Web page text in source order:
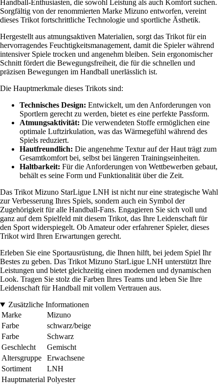
Handball-Enthusiasten, die sowohl Leistung als auch Komfort suchen.
Sorgfältig von der renommierten Marke Mizuno entworfen, vereint
dieses Trikot fortschrittliche Technologie und sportliche Ästhetik.
Hergestellt aus atmungsaktiven Materialien, sorgt das Trikot für ein
hervorragendes Feuchtigkeitsmanagement, damit die Spieler während
intensiver Spiele trocken und angenehm bleiben. Sein ergonomischer
Schnitt fördert die Bewegungsfreiheit, die für die schnellen und
präzisen Bewegungen im Handball unerlässlich ist.
Die Hauptmerkmale dieses Trikots sind:
Technisches Design: Entwickelt, um den Anforderungen von
Sportlern gerecht zu werden, bietet es eine perfekte Passform.
Atmungsaktivität: Die verwendeten Stoffe ermöglichen eine
optimale Luftzirkulation, was das Wärmegefühl während des
Spiels reduziert.
Hautfreundlich: Die angenehme Textur auf der Haut trägt zum
Gesamtkomfort bei, selbst bei längeren Trainingseinheiten.
Haltbarkeit: Für die Anforderungen von Wettbewerben gebaut,
behält es seine Form und Funktionalität über die Zeit.
Das Trikot Mizuno StarLigue LNH ist nicht nur eine strategische Wahl
zur Verbesserung Ihres Spiels, sondern auch ein Symbol der
Zugehörigkeit für alle Handball-Fans. Engagieren Sie sich voll und
ganz auf dem Spielfeld mit diesem Trikot, das Ihre Leidenschaft für
den Sport widerspiegelt. Ob Amateur oder erfahrener Spieler, dieses
Trikot wird Ihren Erwartungen gerecht.
Erleben Sie eine Sportausrüstung, die Ihnen hilft, bei jedem Spiel Ihr
Bestes zu geben. Das Trikot Mizuno StarLigue LNH unterstützt Ihre
Leistungen und bietet gleichzeitig einen modernen und dynamischen
Look. Tragen Sie stolz die Farben Ihres Teams und leben Sie Ihre
Leidenschaft für Handball mit vollem Vertrauen aus.
Zusätzliche Informationen
Marke
Mizuno
Farbe
schwarz/beige
Farbe
Schwarz
Geschlecht
Gemischt
Altersgruppe
Erwachsene
Sortiment
LNH
Hauptmaterial Polyester